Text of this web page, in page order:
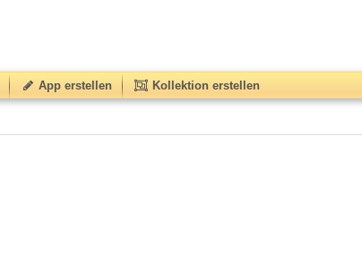
App erstellen Kollektion erstellen